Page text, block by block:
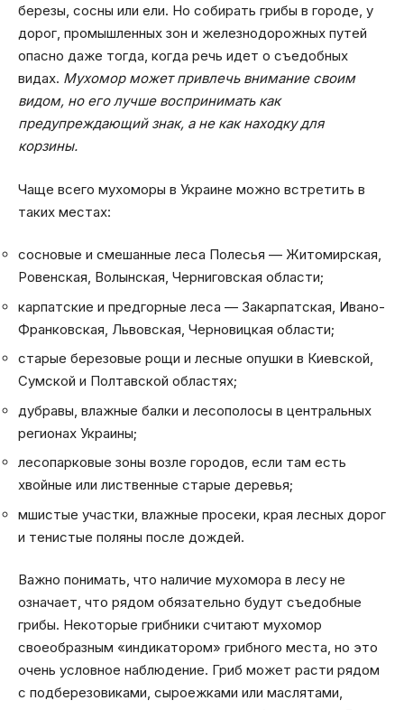
березы, сосны или ели. Но собирать грибы в городе, у
дорог, промышленных зон и железнодорожных путей
опасно даже тогда, когда речь идет о съедобных
видах. Мухомор может привлечь внимание своим
видом, но его лучше воспринимать как
предупреждающий знак, а не как находку для
корзины.
Чаще всего мухоморы в Украине можно встретить в
таких местах:
сосновые и смешанные леса Полесья — Житомирская,
Ровенская, Волынская, Черниговская области;
карпатские и предгорные леса — Закарпатская, Ивано-
Франковская, Львовская, Черновицкая области;
старые березовые рощи и лесные опушки в Киевской,
Сумской и Полтавской областях;
дубравы, влажные балки и лесополосы в центральных
регионах Украины;
лесопарковые зоны возле городов, если там есть
хвойные или лиственные старые деревья;
мшистые участки, влажные просеки, края лесных дорог
и тенистые поляны после дождей.
Важно понимать, что наличие мухомора в лесу не
означает, что рядом обязательно будут съедобные
грибы. Некоторые грибники считают мухомор
своеобразным «индикатором» грибного места, но это
очень условное наблюдение. Гриб может расти рядом
с подберезовиками, сыроежками или маслятами,